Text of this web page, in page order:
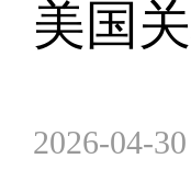
美国
2026-04-30